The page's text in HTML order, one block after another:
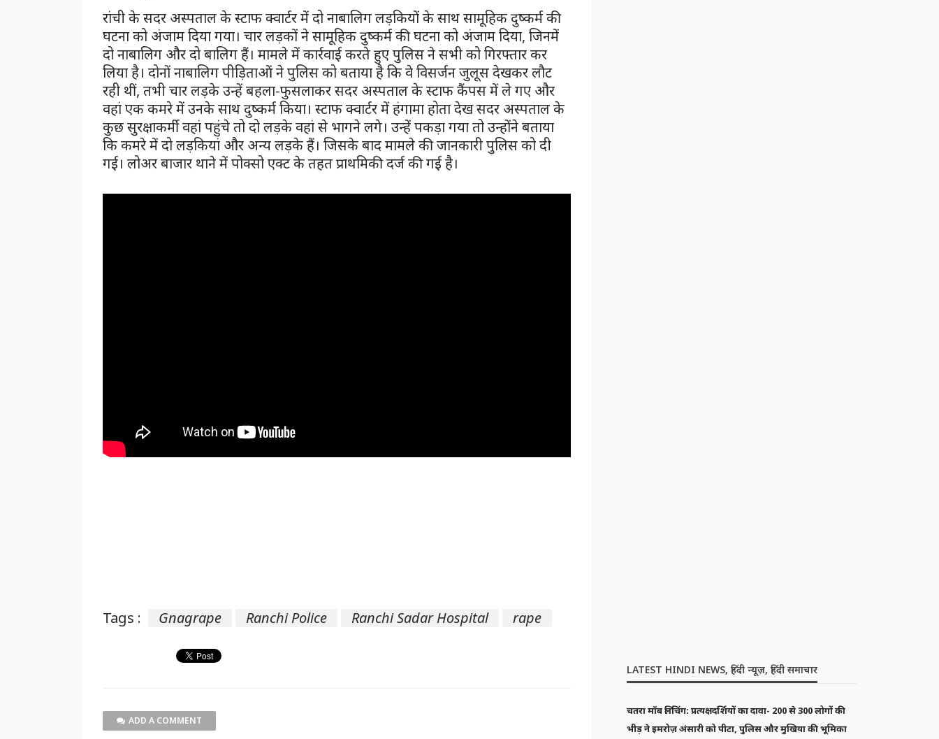
रांची के सदर अस्पताल के स्टाफ क्वार्टर में दो नाबालिग लड़कियों के साथ सामूहिक दुष्कर्म की
घटना को अंजाम दिया गया। चार लड़कों ने सामूहिक दुष्कर्म की घटना को अंजाम दिया, जिनमें
दो नाबालिग और दो बालिग हैं। मामले में कार्रवाई करते हुए पुलिस ने सभी को गिरफ्तार कर
लिया है। दोनों नाबालिग पीड़िताओं ने पुलिस को बताया है कि वे विसर्जन जुलूस देखकर लौट
रही थीं, तभी चार लड़के उन्हें बहला-फुसलाकर सदर अस्पताल के स्टाफ कैंपस में ले गए और
वहां एक कमरे में उनके साथ दुष्कर्म किया। स्टाफ क्वार्टर में हंगामा होता देख सदर अस्पताल के
कुछ सुरक्षाकर्मी वहां पहुंचे तो दो लड़के वहां से भागने लगे। उन्हें पकड़ा गया तो उन्होंने बताया
कि कमरे में दो लड़कियां और अन्य लड़के हैं। जिसके बाद मामले की जानकारी पुलिस को दी
गई। लोअर बाजार थाने में पोक्सो एक्ट के तहत प्राथमिकी दर्ज की गई है।
Tags : Gnagrape Ranchi Police Ranchi Sadar Hospital rape
ADD A COMMENT
LATEST HINDI NEWS, हिंदी न्यूज़, हिंदी समाचार
चतरा मॉब लिंचिंग: प्रत्यक्षदर्शियों का दावा- 200 से 300 लोगों की
भीड़ ने इमरोज़ अंसारी को पीटा, पुलिस और मुखिया की भूमिका